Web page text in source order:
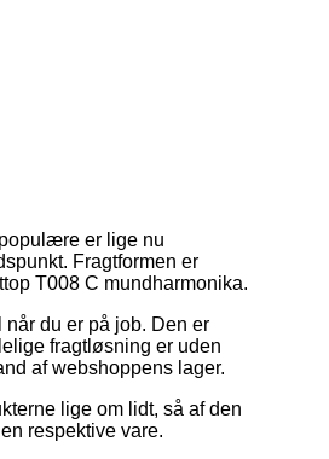
er lige nu
Fragtformen er
T008 C mundharmonika.
du er på job. Den er
fragtløsning er uden
af webshoppens lager.
lige om lidt, så af den
respektive vare.